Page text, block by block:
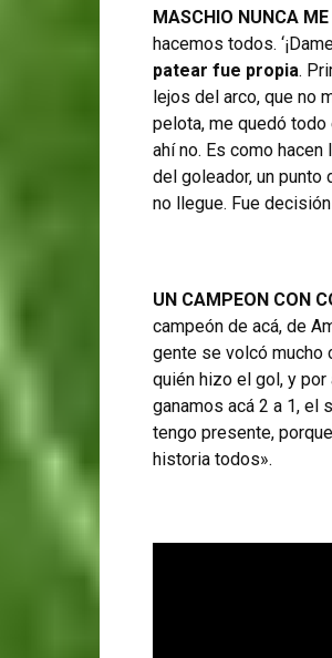
MASCHIO NUNCA
hacemos todos.
patear fue propia.
lejos del arco, que no
pelota, me quedó todo
ahí no. Es como
del goleador, un punto
no llegue. Fue
UN CAMPEON CON
campeón de acá, de
gente se volcó mucho
quién hizo el gol, y
ganamos acá 2 a 1, el
tengo presente,
historia todos».